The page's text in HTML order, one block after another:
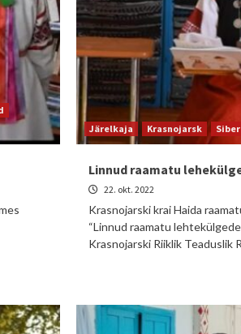
Järelkaja Krasnojarsk Siber
Linnud raamatu
22. okt. 2022
Krasnojarski krai Haida
“Linnud raamatu
Krasnojarski Riiklik Teaduslik